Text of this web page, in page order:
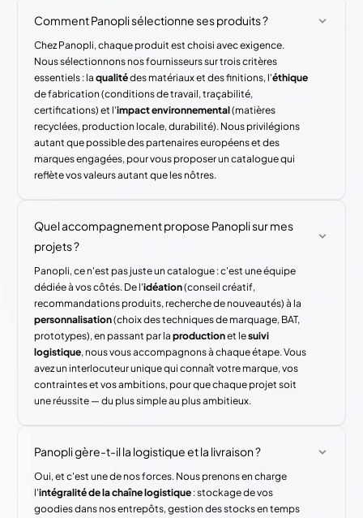
Comment Panopli sélectionne ses produits ?
Chez Panopli, chaque produit est choisi avec exigence.
Nous sélectionnons nos fournisseurs sur trois critères
essentiels : laqualitédes matériaux et des finitions, l'éthique
de fabrication (conditions de travail, traçabilité,
certifications) et l'impact environnemental(matières
recyclées, production locale, durabilité). Nous privilégions
autant que possible des partenaires européens et des
marques engagées, pour vous proposer un catalogue qui
reflète vos valeurs autant que les nôtres.
Quel accompagnement propose Panopli sur mes
projets ?
Panopli, ce n'est pas juste un catalogue : c'est une équipe
dédiée à vos côtés. De l'idéation(conseil créatif,
recommandations produits, recherche de nouveautés) à la
personnalisation(choix des techniques de marquage, BAT,
prototypes), en passant par laproductionet lesuivi
logistique, nous vous accompagnons à chaque étape. Vous
avez un interlocuteur unique qui connaît votre marque, vos
contraintes et vos ambitions, pour que chaque projet soit
une réussite — du plus simple au plus ambitieux.
Panopli gère-t-il la logistique et la livraison ?
Oui, et c'est une de nos forces. Nous prenons en charge
l'intégralité de la chaîne logistique : stockage de vos
goodies dans nos entrepôts, gestion des stocks en temps